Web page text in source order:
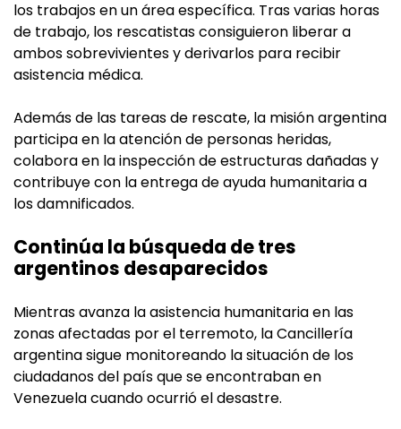
los trabajos en un área específica. Tras varias horas
de trabajo, los rescatistas consiguieron liberar a
ambos sobrevivientes y derivarlos para recibir
asistencia médica.
Además de las tareas de rescate, la misión argentina
participa en la atención de personas heridas,
colabora en la inspección de estructuras dañadas y
contribuye con la entrega de ayuda humanitaria a
los damnificados.
Continúa la búsqueda de tres
argentinos desaparecidos
Mientras avanza la asistencia humanitaria en las
zonas afectadas por el terremoto, la Cancillería
argentina sigue monitoreando la situación de los
ciudadanos del país que se encontraban en
Venezuela cuando ocurrió el desastre.